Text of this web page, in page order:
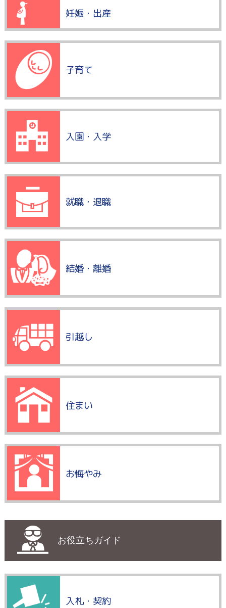
妊娠・出産
子育て
入園・入学
就職・退職
結婚・離婚
引越し
住まい
お悔やみ
お役立ちガイド
入札・契約